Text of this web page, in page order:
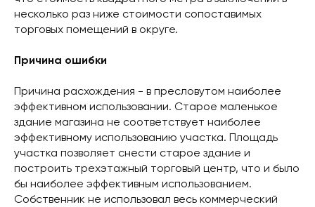
несколько раз ниже стоимости сопоставимых
торговых помещений в округе.
Причина ошибки
Причина расхождения - в пресловутом наиболее
эффективном использовании. Старое маленькое
здание магазина не соответствует наиболее
эффективному использованию участка. Площадь
участка позволяет снести старое здание и
построить трехэтажный торговый центр, что и было
бы наиболее эффективным использованием.
Собственник не использовал весь коммерческий